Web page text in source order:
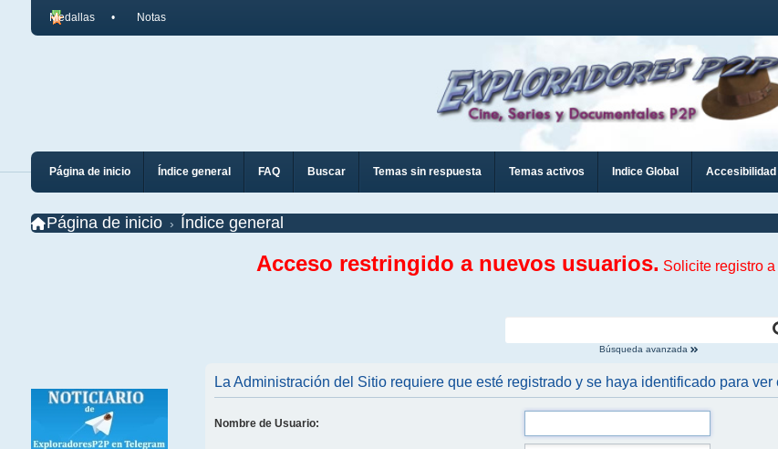
Medallas Notas
Página de inicio Índice general FAQ Buscar Temas sin respuesta Temas activos Indice Global Accesibilidad
Página de inicio Índice general
Acceso restringido a nuevos usuarios. Solicite registro a
Búsqueda avanzada
La Administración del Sitio requiere que esté registrado y se haya identificado para ver
Nombre de Usuario: